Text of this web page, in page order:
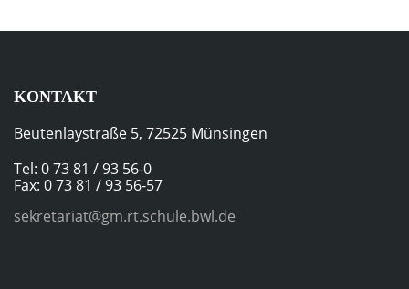
KONTAKT
Beutenlaystraße 5, 72525 Münsingen
Tel: 0 73 81 / 93 56-0
Fax: 0 73 81 / 93 56-57
sekretariat@gm.rt.schule.bwl.de